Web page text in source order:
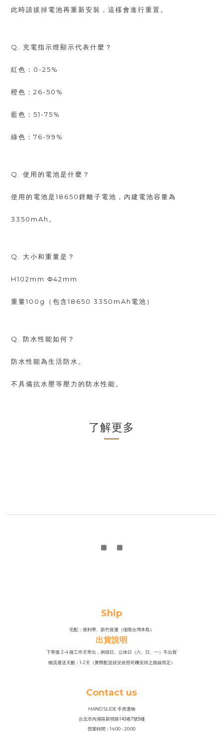
此時請拔掉電池再重新安裝，這樣會進行重置。
Q. 充電指示燈顯示代表什麼？
紅色：0-25%
橙色：26-50%
藍色：51-75%
綠色：76-99%
Q. 使用的電池是什麼？
使用的電池是18650鋰離子電池，內建電池容量為
3350mAh。
Q. 大小和重量是？
H102mm Φ42mm
重量100g（包含18650 3350mAh電池）
Q. 防水性能如何？
防水性能為生活防水。
不具備抗水壓等壓力的防水性能。
了解更多
Ship
宅配：便利帶、新竹貨運（僅限台灣本島）
出貨說明
下單後 2-4 個工作天寄出，例假日、公休日（六、日、一）不出貨
物流運送天數：1-2天（實際配送狀況依照司機安排之路線而定）
Contact us
HAND SLIDE 手滑選物
台北市內湖區新明路143巷7號5樓
營業時間：14:00 - 20:00